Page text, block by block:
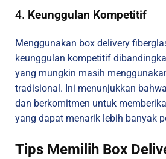
4. Keunggulan Kompetitif
Menggunakan box delivery
keunggulan kompetitif
yang mungkin masih
tradisional. Ini menunjukkan
dan berkomitmen untuk
yang dapat menarik lebih banyak
Tips Memilih Box